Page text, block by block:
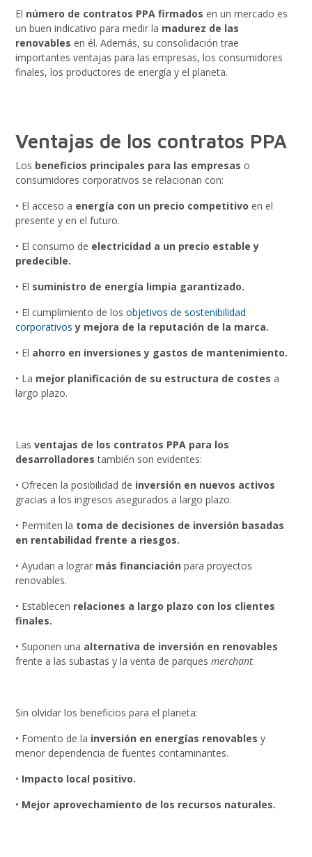
El número de contratos PPA firmados en un mercado es
un buen indicativo para medir la madurez de las
renovables en él. Además, su consolidación trae
importantes ventajas para las empresas, los consumidores
finales, los productores de energía y el planeta.
Ventajas de los contratos PPA
Los beneficios principales para las empresas o
consumidores corporativos se relacionan con:
• El acceso a energía con un precio competitivo en el
presente y en el futuro.
• El consumo de electricidad a un precio estable y
predecible.
• El suministro de energía limpia garantizado.
• El cumplimiento de los objetivos de sostenibilidad
corporativosy mejora de la reputación de la marca.
• El ahorro en inversiones y gastos de mantenimiento.
• La mejor planificación de su estructura de costes a
largo plazo.
Lasventajas de los contratos PPA para los
desarrolladores también son evidentes:
• Ofrecen la posibilidad de inversión en nuevos activos
gracias a los ingresos asegurados a largo plazo.
• Permiten la toma de decisiones de inversión basadas
en rentabilidad frente a riesgos.
• Ayudan a lograr más financiación para proyectos
renovables.
• Establecen relaciones a largo plazo con los clientes
finales.
• Suponen una alternativa de inversión en renovables
frente a las subastas y la venta de parquesmerchant.
Sin olvidar los beneficios para el planeta:
• Fomento de la inversión en energías renovables y
menor dependencia de fuentes contaminantes.
• Impacto local positivo.
• Mejor aprovechamiento de los recursos naturales.